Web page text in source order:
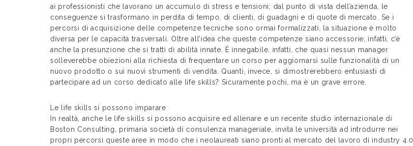
ai professionisti che lavorano un accumulo di stress e tensioni; dal punto di vista dell’azienda, le
conseguenze si trasformano in perdita di tempo, di clienti, di guadagni e di quote di mercato. Se i
percorsi di acquisizione delle competenze tecniche sono ormai formalizzati, la situazione è molto
diversa per le capacità trasversali. Oltre all’idea che queste competenze siano accessorie, infatti, c’è
anche la presunzione che si tratti di abilità innate. È innegabile, infatti, che quasi nessun manager
solleverebbe obiezioni alla richiesta di frequentare un corso per aggiornarsi sulle funzionalità di un
nuovo prodotto o sui nuovi strumenti di vendita. Quanti, invece, si dimostrerebbero entusiasti di
partecipare ad un corso dedicato alle life skills? Sicuramente pochi, ma è un grave errore.
Le life skills si possono imparare
In realtà, anche le life skills si possono acquisire ed allenare e un recente studio internazionale di
Boston Consulting, primaria società di consulenza manageriale, invita le università ad introdurre nei
propri percorsi queste aree in modo che i neolaureati siano pronti al mercato del lavoro di industry 4.0.